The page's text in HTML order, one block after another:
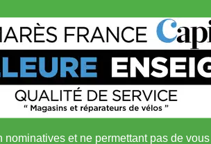
et ne permettant pas de